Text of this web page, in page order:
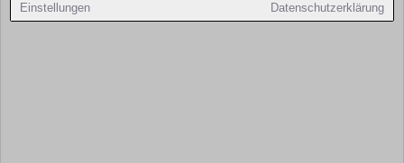
Einstellungen Datenschutzerklärung